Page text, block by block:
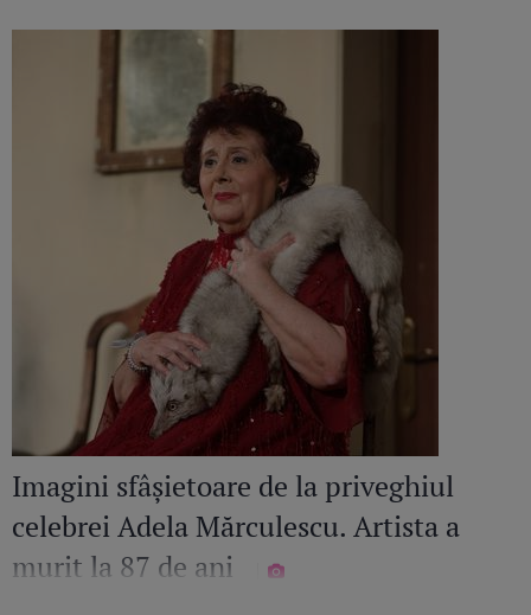
Imagini sfâșietoare de la priveghiul
celebrei Adela Mărculescu. Artista a
murit la 87 de ani